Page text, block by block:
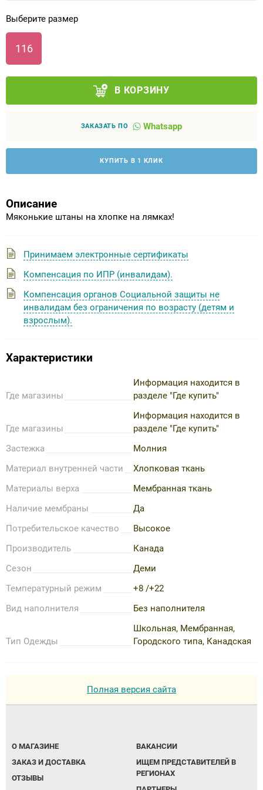
Выберите размер
116
В КОРЗИНУ
ЗАКАЗАТЬ ПО Whatsapp
КУПИТЬ В 1 КЛИК
Описание
Мяконькие штаны на хлопке на лямках!
Принимаем электронные сертификаты
Компенсация по ИПР (инвалидам).
Компенсация органов Социальной защиты не
инвалидам без ограничения по возрасту (детям и
взрослым).
Характеристики
Где магазины
Информация находится в
разделе "Где купить"
Где магазины
Информация находится в
разделе "Где купить"
Застежка
Молния
Материал внутренней части
Хлопковая ткань
Материалы верха
Мембранная ткань
Наличие мембраны
Да
Потребительское качество
Высокое
Производитель
Канада
Сезон
Деми
Температурный режим
+8 /+22
Вид наполнителя
Без наполнителя
Тип Одежды
Школьная, Мембранная,
Городского типа, Канадская
Полная версия сайта
О МАГАЗИНЕ
ЗАКАЗ И ДОСТАВКА
ОТЗЫВЫ
ВАКАНСИИ
ИЩЕМ ПРЕДСТАВИТЕЛЕЙ В
РЕГИОНАХ
Аппараты на суставы
Санитарные приспособления для
инвалидов
Противопролежневые матрасы, подушки
ОПОРЫ, ВЕРТИКАЛИЗАТОРЫ, Оборудование
Индивидуальное изготовление